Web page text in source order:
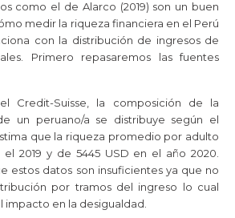
como el de Alarco (2019) son un buen
medir la riqueza financiera en el Perú
con la distribución de ingresos de
Primero repasaremos las fuentes
Credit-Suisse, la composición de la
un peruano/a se distribuye según el
que la riqueza promedio por adulto
2019 y de 5445 USD en el año 2020.
estos datos son insuficientes ya que no
por tramos del ingreso lo cual
impacto en la desigualdad.